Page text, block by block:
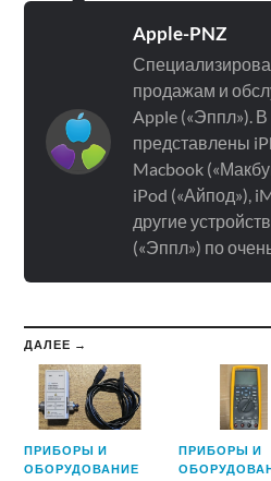
Apple-PNZ
продажам и
Apple («Эппл»). В
представлены
Macbook
iPod («Айпод»),
другие
(«Эппл») по
ДАЛЕЕ →
ПРИБОРЫ И
ОБОРУДОВАНИЕ
ПРИБОРЫ И